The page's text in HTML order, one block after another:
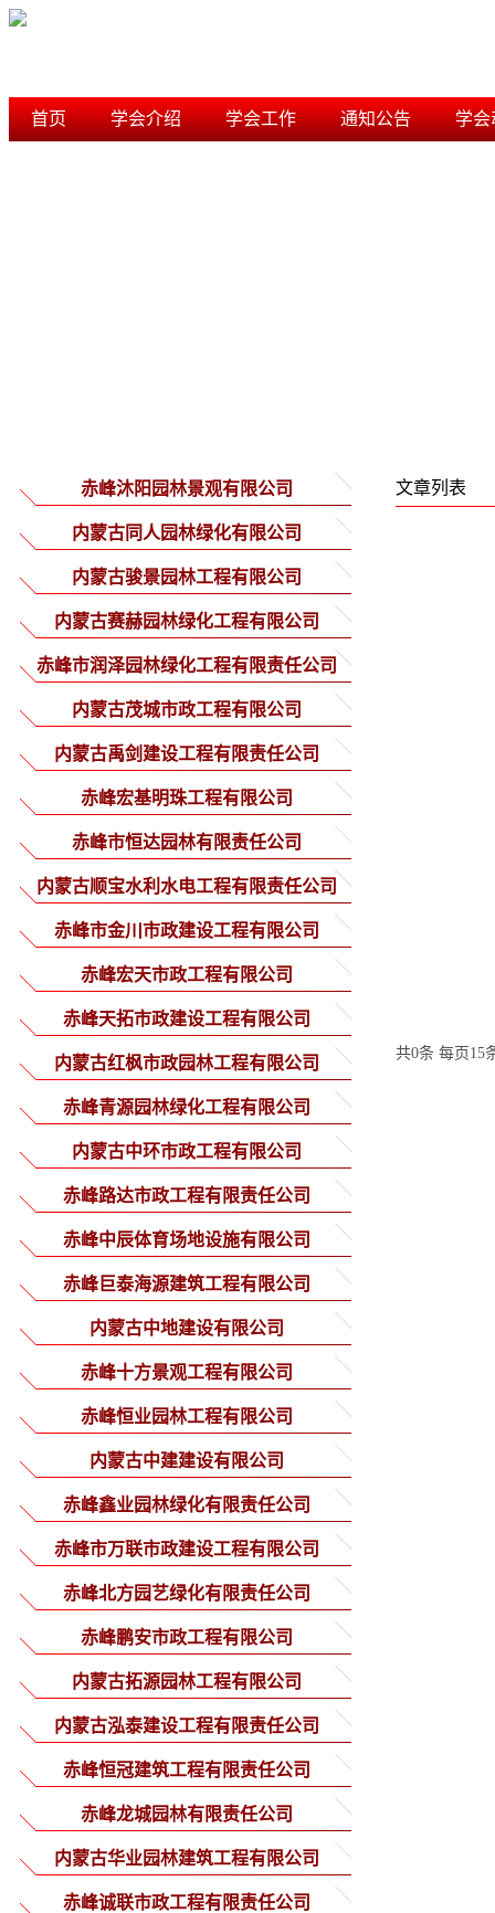
首页 学会介绍 学会工作 通知公告 学会
赤峰沐阳园林景观有限公司
内蒙古同人园林绿化有限公司
内蒙古骏景园林工程有限公司
内蒙古赛赫园林绿化工程有限公司
赤峰市润泽园林绿化工程有限责任公司
内蒙古茂城市政工程有限公司
内蒙古禹剑建设工程有限责任公司
赤峰宏基明珠工程有限公司
赤峰市恒达园林有限责任公司
内蒙古顺宝水利水电工程有限责任公司
赤峰市金川市政建设工程有限公司
赤峰宏天市政工程有限公司
赤峰天拓市政建设工程有限公司
内蒙古红枫市政园林工程有限公司
赤峰青源园林绿化工程有限公司
内蒙古中环市政工程有限公司
赤峰路达市政工程有限责任公司
赤峰中辰体育场地设施有限公司
赤峰巨泰海源建筑工程有限公司
内蒙古中地建设有限公司
赤峰十方景观工程有限公司
赤峰恒业园林工程有限公司
内蒙古中建建设有限公司
赤峰鑫业园林绿化有限责任公司
赤峰市万联市政建设工程有限公司
赤峰北方园艺绿化有限责任公司
赤峰鹏安市政工程有限公司
内蒙古拓源园林工程有限公司
内蒙古泓泰建设工程有限责任公司
赤峰恒冠建筑工程有限责任公司
赤峰龙城园林有限责任公司
内蒙古华业园林建筑工程有限公司
赤峰诚联市政工程有限责任公司
文章列表
共0条 每页15